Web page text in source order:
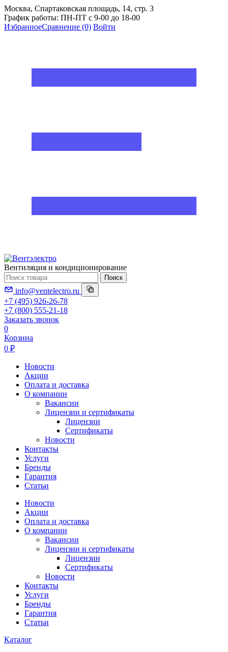
Москва, Спартаковская площадь, 14, стр. 3
График работы: ПН-ПТ с 9-00 до 18-00
ИзбранноеСравнение (0) Войти
Вентиляция и кондиционирование
Поиск
info@ventelectro.ru
+7 (495) 926-26-78
+7 (800) 555-21-18
Заказать звонок
0
Корзина
0 ₽
Новости
Акции
Оплата и доставка
О компании
Вакансии
Лицензии и сертификаты
Лицензии
Сертификаты
Новости
Контакты
Услуги
Бренды
Гарантия
Статьи
Новости
Акции
Оплата и доставка
О компании
Вакансии
Лицензии и сертификаты
Лицензии
Сертификаты
Новости
Контакты
Услуги
Бренды
Гарантия
Статьи
Каталог